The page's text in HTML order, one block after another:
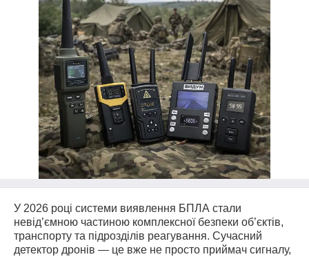
У 2026 році системи виявлення БПЛА стали
невід’ємною частиною комплексної безпеки об’єктів,
транспорту та підрозділів реагування. Сучасний
детектор дронів — це вже не просто приймач сигналу,